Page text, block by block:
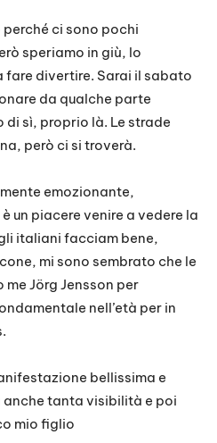
perché ci sono pochi
speriamo in giù, lo
divertire. Sarai il sabato
da qualche parte
di sì, proprio là. Le strade
però ci si troverà.
emozionante,
un piacere venire a vedere la
italiani facciam bene,
mi sono sembrato che le
Jörg Jensson per
nell’età per in
bellissima e
anche tanta visibilità e poi
mio figlio